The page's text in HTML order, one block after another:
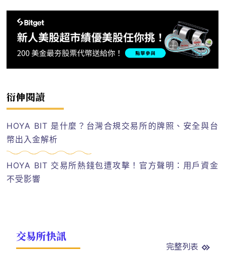
衍伸閱讀
HOYA BIT 是什麼？台灣合規交易所的牌照、安全與台
幣出入金解析
HOYA BIT 交易所熱錢包遭攻擊！官方聲明：用戶資金
不受影響
交易所快訊
完整列表